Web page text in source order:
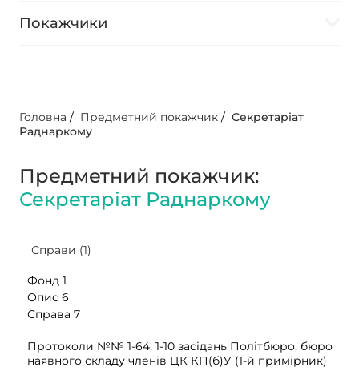
Покажчики
Головна / Предметний покажчик / Секретаріат
Раднаркому
Предметний покажчик:
Секретаріат Раднаркому
Справи (1)
Фонд 1
Опис 6
Справа 7
Протоколи №№ 1-64; 1-10 засідань Політбюро, бюро
наявного складу членів ЦК КП(б)У (1-й примірник)